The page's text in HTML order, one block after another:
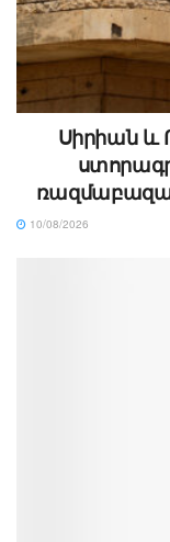
Սիրիան և
10/08/2026